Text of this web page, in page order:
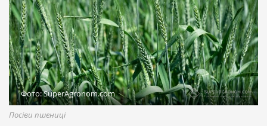
Фото: SuperAgronom.com
Посіви пшениці